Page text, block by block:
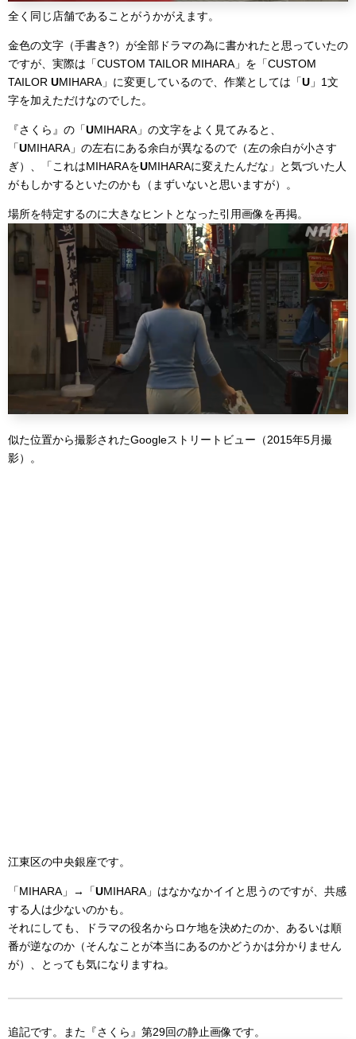
全く同じ店舗であることがうかがえます。
金色の文字（手書き?）が全部ドラマの為に書かれたと思っていたの
ですが、実際は「CUSTOM TAILOR MIHARA」を「CUSTOM
TAILOR UMIHARA」に変更しているので、作業としては「U 」1文
字を加えただけなのでした。
『さくら』の「UMIHARA」の文字をよく見てみると、
「UMIHARA」の左右にある余白が異なるので（左の余白が小さす
ぎ）、「これはMIHARAをUMIHARAに変えたんだな」と気づいた人
がもしかするといたのかも（まずいないと思いますが）。
場所を特定するのに大きなヒントとなった引用画像を再掲。
似た位置から撮影されたGoogleストリートビュー（2015年5月撮
影）。
江東区の中央銀座です。
「MIHARA」→「UMIHARA」はなかなかイイと思うのですが、共感
する人は少ないのかも。
それにしても、ドラマの役名からロケ地を決めたのか、あるいは順
番が逆なのか（そんなことが本当にあるのかどうかは分かりません
が）、とっても気になりますね。
追記です。また『さくら』第29回の静止画像です。